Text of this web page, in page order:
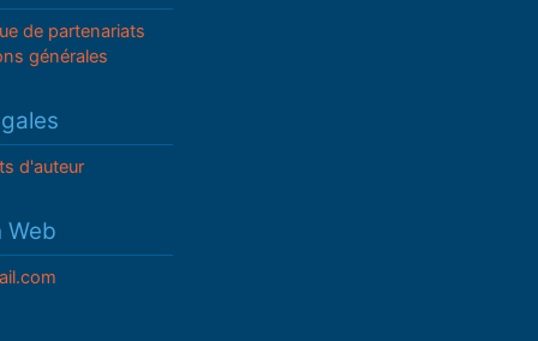
de partenariats
générales
d'auteur
Web